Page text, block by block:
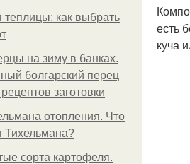
теплицы: как выбрать
на зиму в банках.
болгарский перец
заготовки
отопления. Что
Тихельмана?
сорта картофеля.
есть
куча